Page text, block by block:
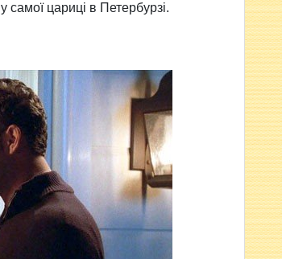
у самої цариці в Петербурзі.